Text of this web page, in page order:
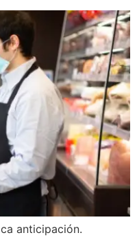
anticipación.